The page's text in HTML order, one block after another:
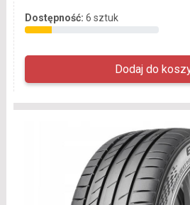
Dostępność: 6 sztuk